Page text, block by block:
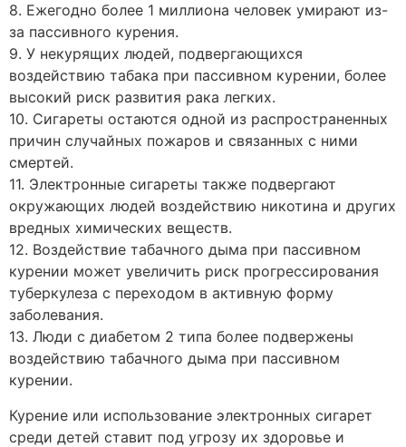
8. Ежегодно более 1 миллиона человек умирают из-
за пассивного курения.
9. У некурящих людей, подвергающихся
воздействию табака при пассивном курении, более
высокий риск развития рака легких.
10. Сигареты остаются одной из распространенных
причин случайных пожаров и связанных с ними
смертей.
11. Электронные сигареты также подвергают
окружающих людей воздействию никотина и других
вредных химических веществ.
12. Воздействие табачного дыма при пассивном
курении может увеличить риск прогрессирования
туберкулеза с переходом в активную форму
заболевания.
13. Люди с диабетом 2 типа более подвержены
воздействию табачного дыма при пассивном
курении.
Курение или использование электронных сигарет
среди детей ставит под угрозу их здоровье и